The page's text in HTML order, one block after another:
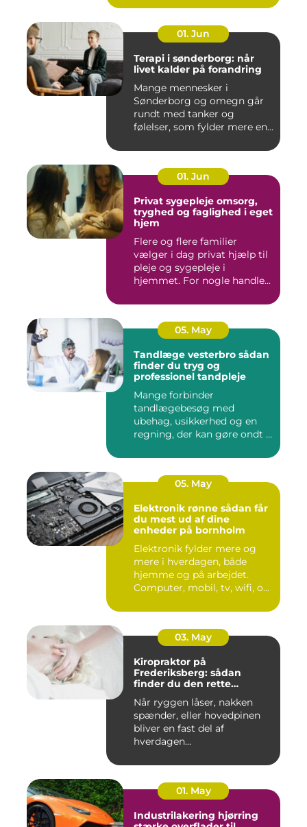
01. Jun
Terapi i sønderborg: når
livet kalder på forandring
Mange mennesker i
Sønderborg og omegn går
rundt med tanker og
følelser, som fylder mere end
01. Jun
Privat sygepleje omsorg,
tryghed og faglighed i eget
hjem
Flere og flere familier
vælger i dag privat hjælp til
pleje og sygepleje i
hjemmet. For nogle handle...
05. May
Tandlæge vesterbro sådan
finder du tryg og
professionel tandpleje
Mange forbinder
tandlægebesøg med
ubehag, usikkerhed og en
regning, der kan gøre ondt i
05. May
Elektronik rønne sådan får
du mest ud af dine
enheder på bornholm
Elektronik fylder mere og
mere i hverdagen, både
hjemme og på arbejdet.
Computer, mobil, tv, wifi, o...
03. May
Kiropraktor på
Frederiksberg: sådan
finder du den rette
Når ryggen låser, nakken
spænder, eller hovedpinen
bliver en fast del af
hverdagen...
01. May
Industrilakering hjørring